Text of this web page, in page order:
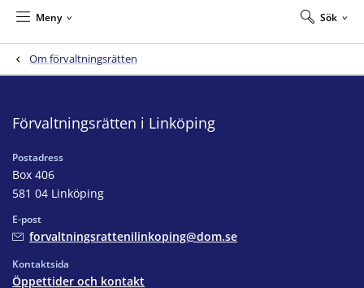
Sök
Meny
Om förvaltningsrätten
Förvaltningsrätten i Linköping
Postadress
Box 406
581 04 Linköping
E-post
forvaltningsrattenilinkoping@dom.se
Kontaktsida
Öppettider och kontakt